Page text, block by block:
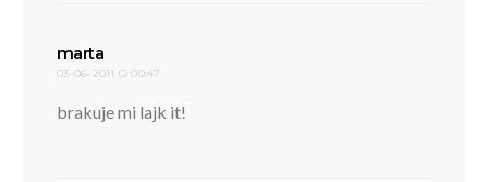
marta
03-06-2011 O 00:47
brakuje mi lajk it!